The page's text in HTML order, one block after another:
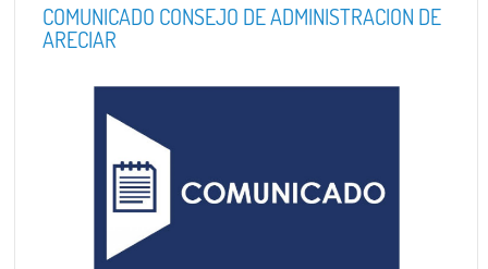
COMUNICADO CONSEJO DE ADMINISTRACION DE
ARECIAR